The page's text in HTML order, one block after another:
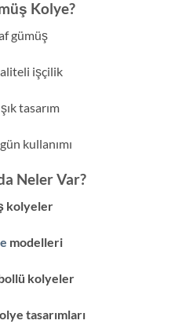
Kolye?
gümüş
işçilik
tasarım
kullanımı
Neler Var?
kolyeler
modelleri
kolyeler
tasarımları